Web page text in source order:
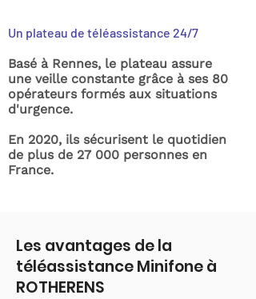
Un plateau de téléassistance 24/7
Basé à Rennes, le plateau assure
une veille constante grâce à ses 80
opérateurs formés aux situations
d'urgence.
En 2020, ils sécurisent le quotidien
de plus de 27 000 personnes en
France.
Les avantages de la
téléassistance Minifone à
ROTHERENS